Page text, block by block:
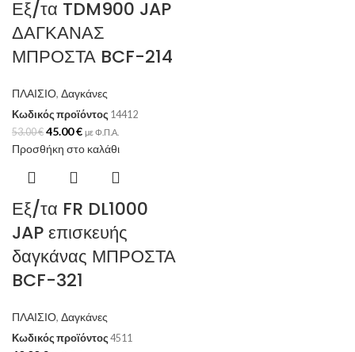
Εξ/τα TDM900 JAP
ΔΑΓΚΑΝΑΣ
ΜΠΡΟΣΤΑ BCF-214
ΠΛΑΙΣΙΟ, Δαγκάνες
Κωδικός προϊόντος 14412
53.00€ 45.00€ με Φ.Π.Α.
Προσθήκη στο καλάθι
Εξ/τα FR DL1000
JAP επισκευής
δαγκάνας ΜΠΡΟΣΤΑ
BCF-321
ΠΛΑΙΣΙΟ, Δαγκάνες
Κωδικός προϊόντος 4511